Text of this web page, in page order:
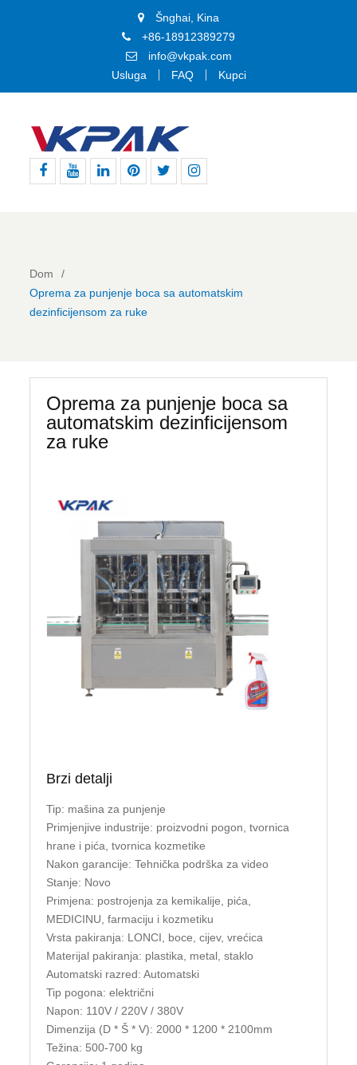
Šnghai, Kina
+86-18912389279
info@vkpak.com
Usluga
FAQ Kupci
Dom
Oprema za punjenje boca sa automatskim
dezinficijensom za ruke
Oprema za punjenje boca sa
automatskim dezinficijensom
za ruke
Brzi detalji
Tip: mašina za punjenje
Primjenjive industrije: proizvodni pogon, tvornica
hrane i pića, tvornica kozmetike
Nakon garancije: Tehnička podrška za video
Stanje: Novo
Primjena: postrojenja za kemikalije, pića,
MEDICINU, farmaciju i kozmetiku
Vrsta pakiranja: LONCI, boce, cijev, vrećica
Materijal pakiranja: plastika, metal, staklo
Automatski razred: Automatski
Tip pogona: električni
Napon: 110V / 220V / 380V
Dimenzija (D * Š * V): 2000 * 1200 * 2100mm
Težina: 500-700 kg